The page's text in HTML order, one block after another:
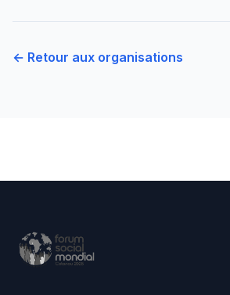
← Retour aux organisations